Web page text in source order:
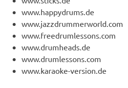
www.happydrums.de
www.jazzdrummerworld.com
www.freedrumlessons.com
www.drumheads.de
www.drumlessons.com
www.karaoke-version.de